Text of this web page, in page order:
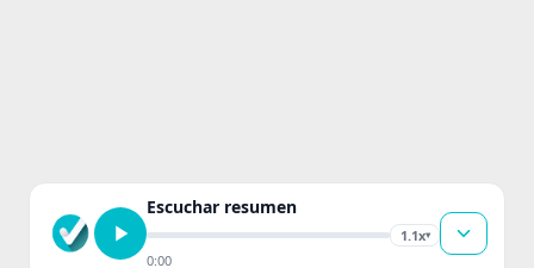
Escuchar resumen
1.1x▾
0:00